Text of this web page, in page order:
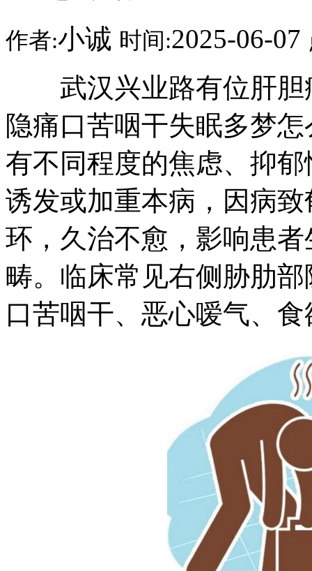
作者:小诚 时间:2025-06-07
武汉兴业路有位肝胆
隐痛口苦咽干失眠多梦
有不同程度的焦虑、抑
诱发或加重本病，因病
环，久治不愈，影响患
畴。临床常见右侧胁肋
口苦咽干、恶心嗳气、